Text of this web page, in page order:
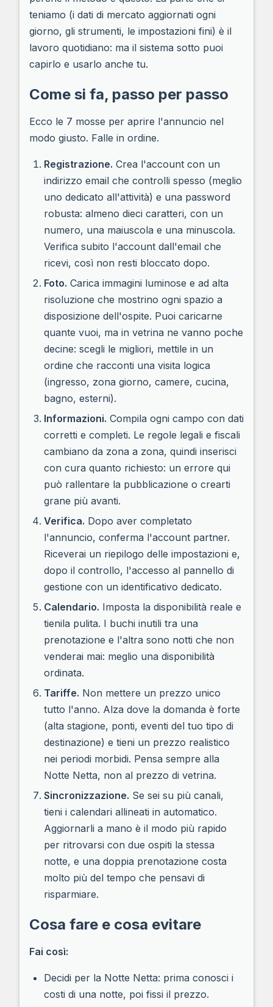
teniamo (i dati di mercato aggiornati ogni
giorno, gli strumenti, le impostazioni fini) è il
lavoro quotidiano: ma il sistema sotto puoi
capirlo e usarlo anche tu.
Come si fa, passo per passo
Ecco le 7 mosse per aprire l'annuncio nel
modo giusto. Falle in ordine.
Registrazione. Crea l'account con un
indirizzo email che controlli spesso (meglio
uno dedicato all'attività) e una password
robusta: almeno dieci caratteri, con un
numero, una maiuscola e una minuscola.
Verifica subito l'account dall'email che
ricevi, così non resti bloccato dopo.
Foto. Carica immagini luminose e ad alta
risoluzione che mostrino ogni spazio a
disposizione dell'ospite. Puoi caricarne
quante vuoi, ma in vetrina ne vanno poche
decine: scegli le migliori, mettile in un
ordine che racconti una visita logica
(ingresso, zona giorno, camere, cucina,
bagno, esterni).
Informazioni. Compila ogni campo con dati
corretti e completi. Le regole legali e fiscali
cambiano da zona a zona, quindi inserisci
con cura quanto richiesto: un errore qui
può rallentare la pubblicazione o crearti
grane più avanti.
Verifica. Dopo aver completato
l'annuncio, conferma l'account partner.
Riceverai un riepilogo delle impostazioni e,
dopo il controllo, l'accesso al pannello di
gestione con un identificativo dedicato.
Calendario. Imposta la disponibilità reale e
tienila pulita. I buchi inutili tra una
prenotazione e l'altra sono notti che non
venderai mai: meglio una disponibilità
ordinata.
Tariffe. Non mettere un prezzo unico
tutto l'anno. Alza dove la domanda è forte
(alta stagione, ponti, eventi del tuo tipo di
destinazione) e tieni un prezzo realistico
nei periodi morbidi. Pensa sempre alla
Notte Netta, non al prezzo di vetrina.
Sincronizzazione. Se sei su più canali,
tieni i calendari allineati in automatico.
Aggiornarli a mano è il modo più rapido
per ritrovarsi con due ospiti la stessa
notte, e una doppia prenotazione costa
molto più del tempo che pensavi di
risparmiare.
Cosa fare e cosa evitare
Fai così:
Decidi per la Notte Netta: prima conosci i
costi di una notte, poi fissi il prezzo.